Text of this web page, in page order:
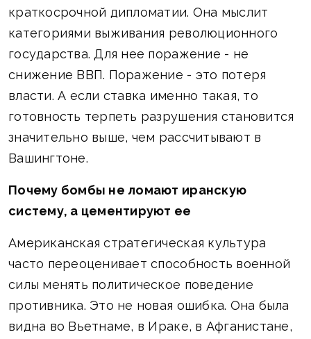
краткосрочной дипломатии. Она мыслит
категориями выживания революционного
государства. Для нее поражение - не
снижение ВВП. Поражение - это потеря
власти. А если ставка именно такая, то
готовность терпеть разрушения становится
значительно выше, чем рассчитывают в
Вашингтоне.
Почему бомбы не ломают иранскую
систему, а цементируют ее
Американская стратегическая культура
часто переоценивает способность военной
силы менять политическое поведение
противника. Это не новая ошибка. Она была
видна во Вьетнаме, в Ираке, в Афганистане,